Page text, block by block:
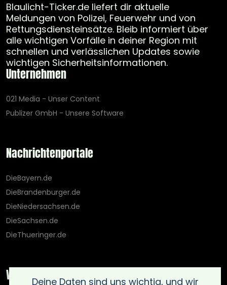
Blaulicht-Ticker.de liefert dir aktuelle
Meldungen von Polizei, Feuerwehr und von
Rettungsdiensteinsätze. Bleib informiert über
alle wichtigen Vorfälle in deiner Region mit
schnellen und verlässlichen Updates sowie
wichtigen Sicherheitsinformationen.
Unternehmen
021 Media - Unser Content
Publizer GmbH - Unsere Software
Nachrichtenportale
DieBayern.de
DieBrandenburger.de
DieNiedersachsen.de
DieSachsen.de
DieThueringer.de
Weitere Portale
Deine Daten sind uns wichtig, und wir